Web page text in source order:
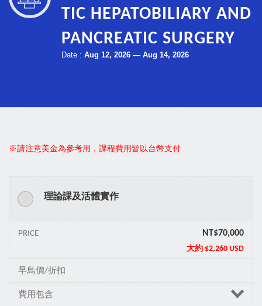
舊官網會員：如您尚未在以上日期登入過或更改過密碼，請點選 【忘記
密碼】 後至編輯會員>會員資料重置密碼。
TIC HEPATOBILIARY AND
PANCREATIC SURGERY
Date : Aug 12, 2026 — Aug 14, 2026
※請注意美金為參考用，課程費用皆以台幣支付
理論課及活體實作
NT$70,000
大約 $2,260 USD
PRICE
早鳥價/折扣
費用包含